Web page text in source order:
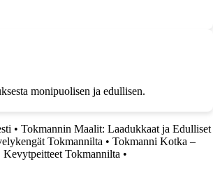
monipuolisen ja edullisen.
• Tokmannin Maalit: Laadukkaat ja Edulliset
Tokmannilta • Tokmanni Kotka –
Kevytpeitteet Tokmannilta •